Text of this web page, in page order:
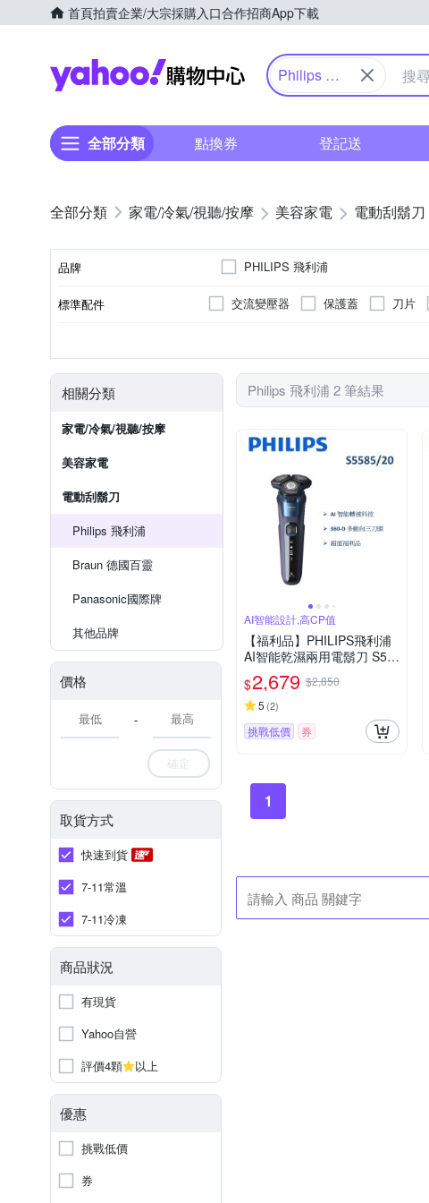
首頁拍賣企業/大宗採購入口合作招商App下載
Yahoo購物中心
Philips 飛
全部分類 點換券 登記送
家電/冷氣/視聽/按摩 美容家電 電動刮鬍刀
品牌 PHILIPS 飛利浦
標準配件 交流變壓器 保護蓋 刀片
相關分類
家電/冷氣/視聽/按摩
美容家電
電動刮鬍刀
Philips 飛利浦
Braun 德國百靈
Panasonic國際牌
其他品牌
價格
-
確定
取貨方式
快速到貨
7-11常溫
7-11冷凍
商品狀況
有現貨
Yahoo自營
評價4顆
以上
優惠
挑戰低價
券
Philips 飛利浦 2 筆結果
AI智能設計,高CP值
【福利品】PHILIPS飛利浦
AI智能乾濕兩用電鬍刀 S55
85/20 (一年保固)
$2,679 $2,850
5 (2)
挑戰低價 券
1